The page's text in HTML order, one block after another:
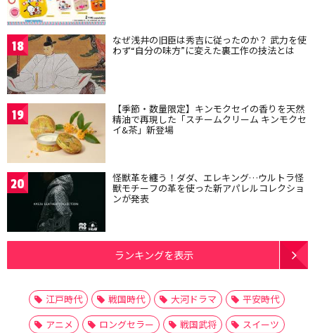
18 なぜ浅井の旧臣は秀吉に従ったのか？ 武力を使
わず“自分の味方”に変えた裏工作の技法とは
19 【季節・数量限定】キンモクセイの香りを天然
精油で再現した「スチームクリーム キンモクセ
イ&茶」新登場
20 怪獣革を纏う！ダダ、エレキング…ウルトラ怪
獣モチーフの革を使った新アパレルコレクショ
ンが発表
ランキングを表示
江戸時代 戦国時代 大河ドラマ
平安時代
アニメ
ロングセラー 戦国武将
スイーツ